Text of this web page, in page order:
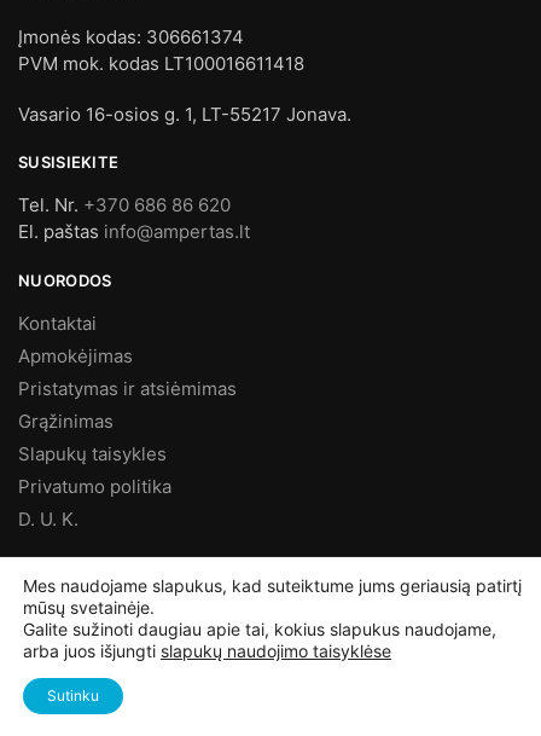
Įmonės kodas: 306661374
PVM mok. kodas LT100016611418
Vasario 16-osios g. 1, LT-55217 Jonava.
SUSISIEKITE
Tel. Nr. +370 686 86 620
El. paštas info@ampertas.lt
NUORODOS
Kontaktai
Apmokėjimas
Pristatymas ir atsiėmimas
Grąžinimas
Slapukų taisykles
Privatumo politika
D. U. K.
©Ampertas.lt2025, Visos teisės saugomos
Mes naudojame slapukus, kad suteiktume jums geriausią patirtį
mūsų svetainėje.
Galite sužinoti daugiau apie tai, kokius slapukus naudojame,
arba juos išjungti slapukų naudojimo taisyklėse
Sutinku